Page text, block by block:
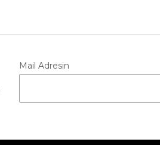
Mail Adresin